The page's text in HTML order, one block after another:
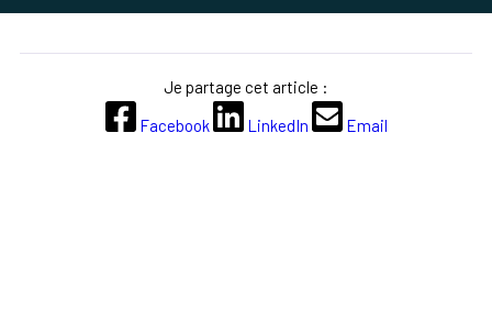
Je partage cet article :
Facebook
LinkedIn Email